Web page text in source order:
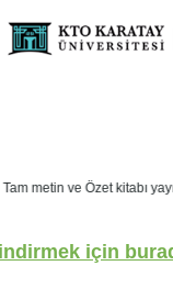
metin ve Özet kitabı
için